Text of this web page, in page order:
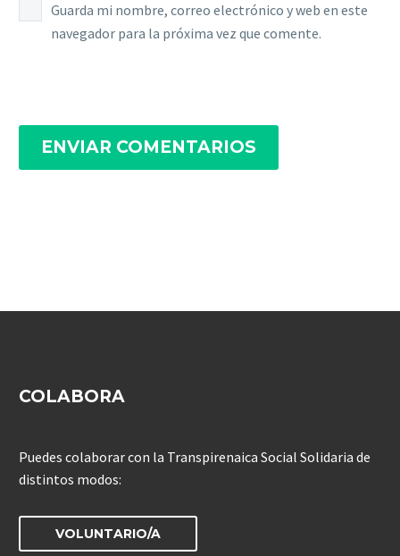
Guarda mi nombre, correo electrónico y web en este
navegador para la próxima vez que comente.
ENVIAR COMENTARIOS
COLABORA
Puedes colaborar con la Transpirenaica Social Solidaria de
distintos modos:
VOLUNTARIO/A